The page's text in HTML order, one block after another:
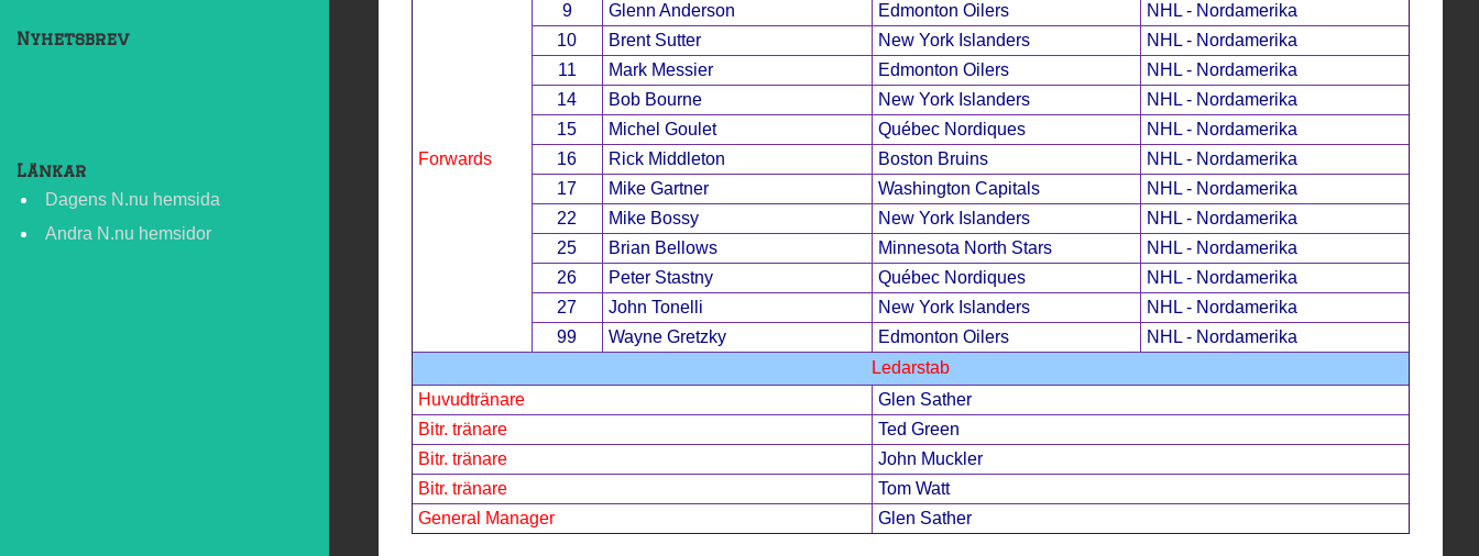
Nyhetsbrev
Länkar
Dagens N.nu hemsida
Andra N.nu hemsidor
Forwards
9
Glenn Anderson Edmonton Oilers
NHL - Nordamerika
10
Brent Sutter New York Islanders
NHL - Nordamerika
11
Mark Messier Edmonton Oilers
NHL - Nordamerika
14
Bob Bourne New York Islanders
NHL - Nordamerika
15
Michel Goulet Québec Nordiques
NHL - Nordamerika
16
Rick Middleton Boston Bruins
NHL - Nordamerika
17
Mike Gartner Washington Capitals
NHL - Nordamerika
22
Mike Bossy New York Islanders
NHL - Nordamerika
25
Brian Bellows Minnesota North Stars
NHL - Nordamerika
26
Peter Stastny Québec Nordiques
NHL - Nordamerika
27
John Tonelli New York Islanders
NHL - Nordamerika
99
Wayne Gretzky Edmonton Oilers
NHL - Nordamerika
Ledarstab
Huvudtränare
Glen Sather
Bitr. tränare
Ted Green
Bitr. tränare
John Muckler
Bitr. tränare
Tom Watt
General Manager
Glen Sather